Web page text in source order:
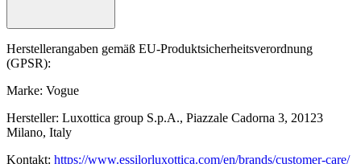
Herstellerangaben gemäß EU-Produktsicherheitsverordnung
(GPSR):
Marke: Vogue
Hersteller: Luxottica group S.p.A., Piazzale Cadorna 3, 20123
Milano, Italy
Kontakt: https://www.essilorluxottica.com/en/brands/customer-care/